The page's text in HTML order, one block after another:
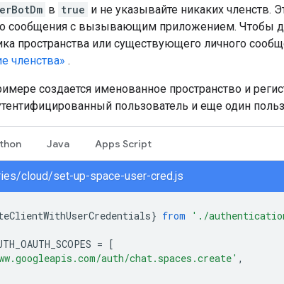
в true и не указывайте никаких членств.
сообщения с вызывающим приложением.
пространства или существующего личного
членства» .
создается именованное пространство и
пользователь и еще один
Java Apps Script
cloud/set-up-space-user-cred.js
} from './
= [
auth/chat.spaces.create' ,